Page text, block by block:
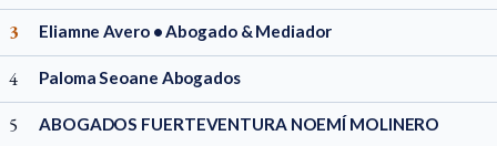
3 Eliamne Avero • Abogado & Mediador
4 Paloma Seoane Abogados
5 ABOGADOS FUERTEVENTURA NOEMÍ MOLINERO